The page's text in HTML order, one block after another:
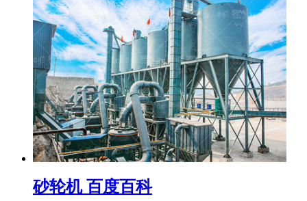
砂轮机 百度百科